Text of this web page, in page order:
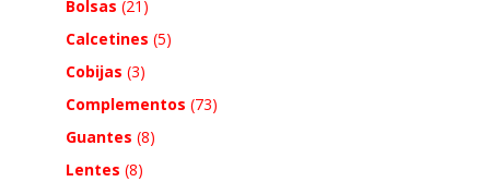
Bolsas (21)
Calcetines (5)
Cobijas (3)
Complementos (73)
Guantes (8)
Lentes (8)